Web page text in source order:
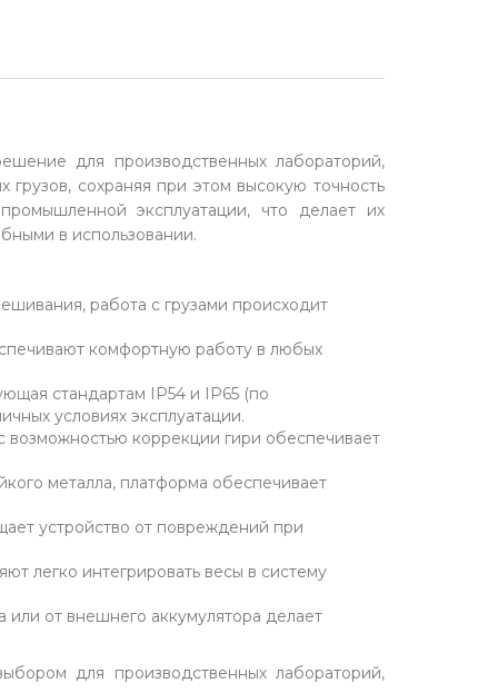
для производственных лабораторий,
сохраняя при этом высокую точность
эксплуатации, что делает их
в использовании.
работа с грузами происходит
комфортную работу в любых
стандартам IP54 и IP65 (по
условиях эксплуатации.
возможностью коррекции гири обеспечивает
металла, платформа обеспечивает
устройство от повреждений при
легко интегрировать весы в систему
или от внешнего аккумулятора делает
для производственных лабораторий,